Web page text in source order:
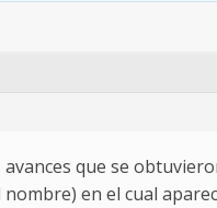
que se
en el cual